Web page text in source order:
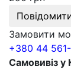
Замовити
+380 44
Самовивіз у